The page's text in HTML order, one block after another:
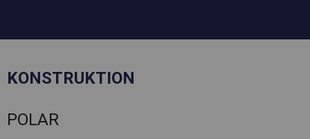
KONSTRUKTION
POLAR